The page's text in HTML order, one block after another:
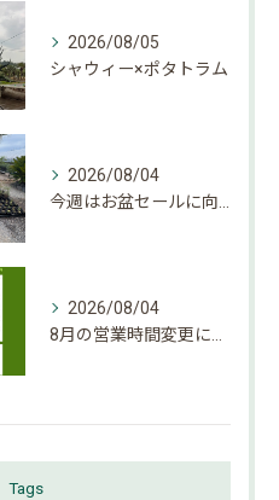
2026/08/05
シャウィー×ポタトラム
2026/08/04
2026/08/04
Tags